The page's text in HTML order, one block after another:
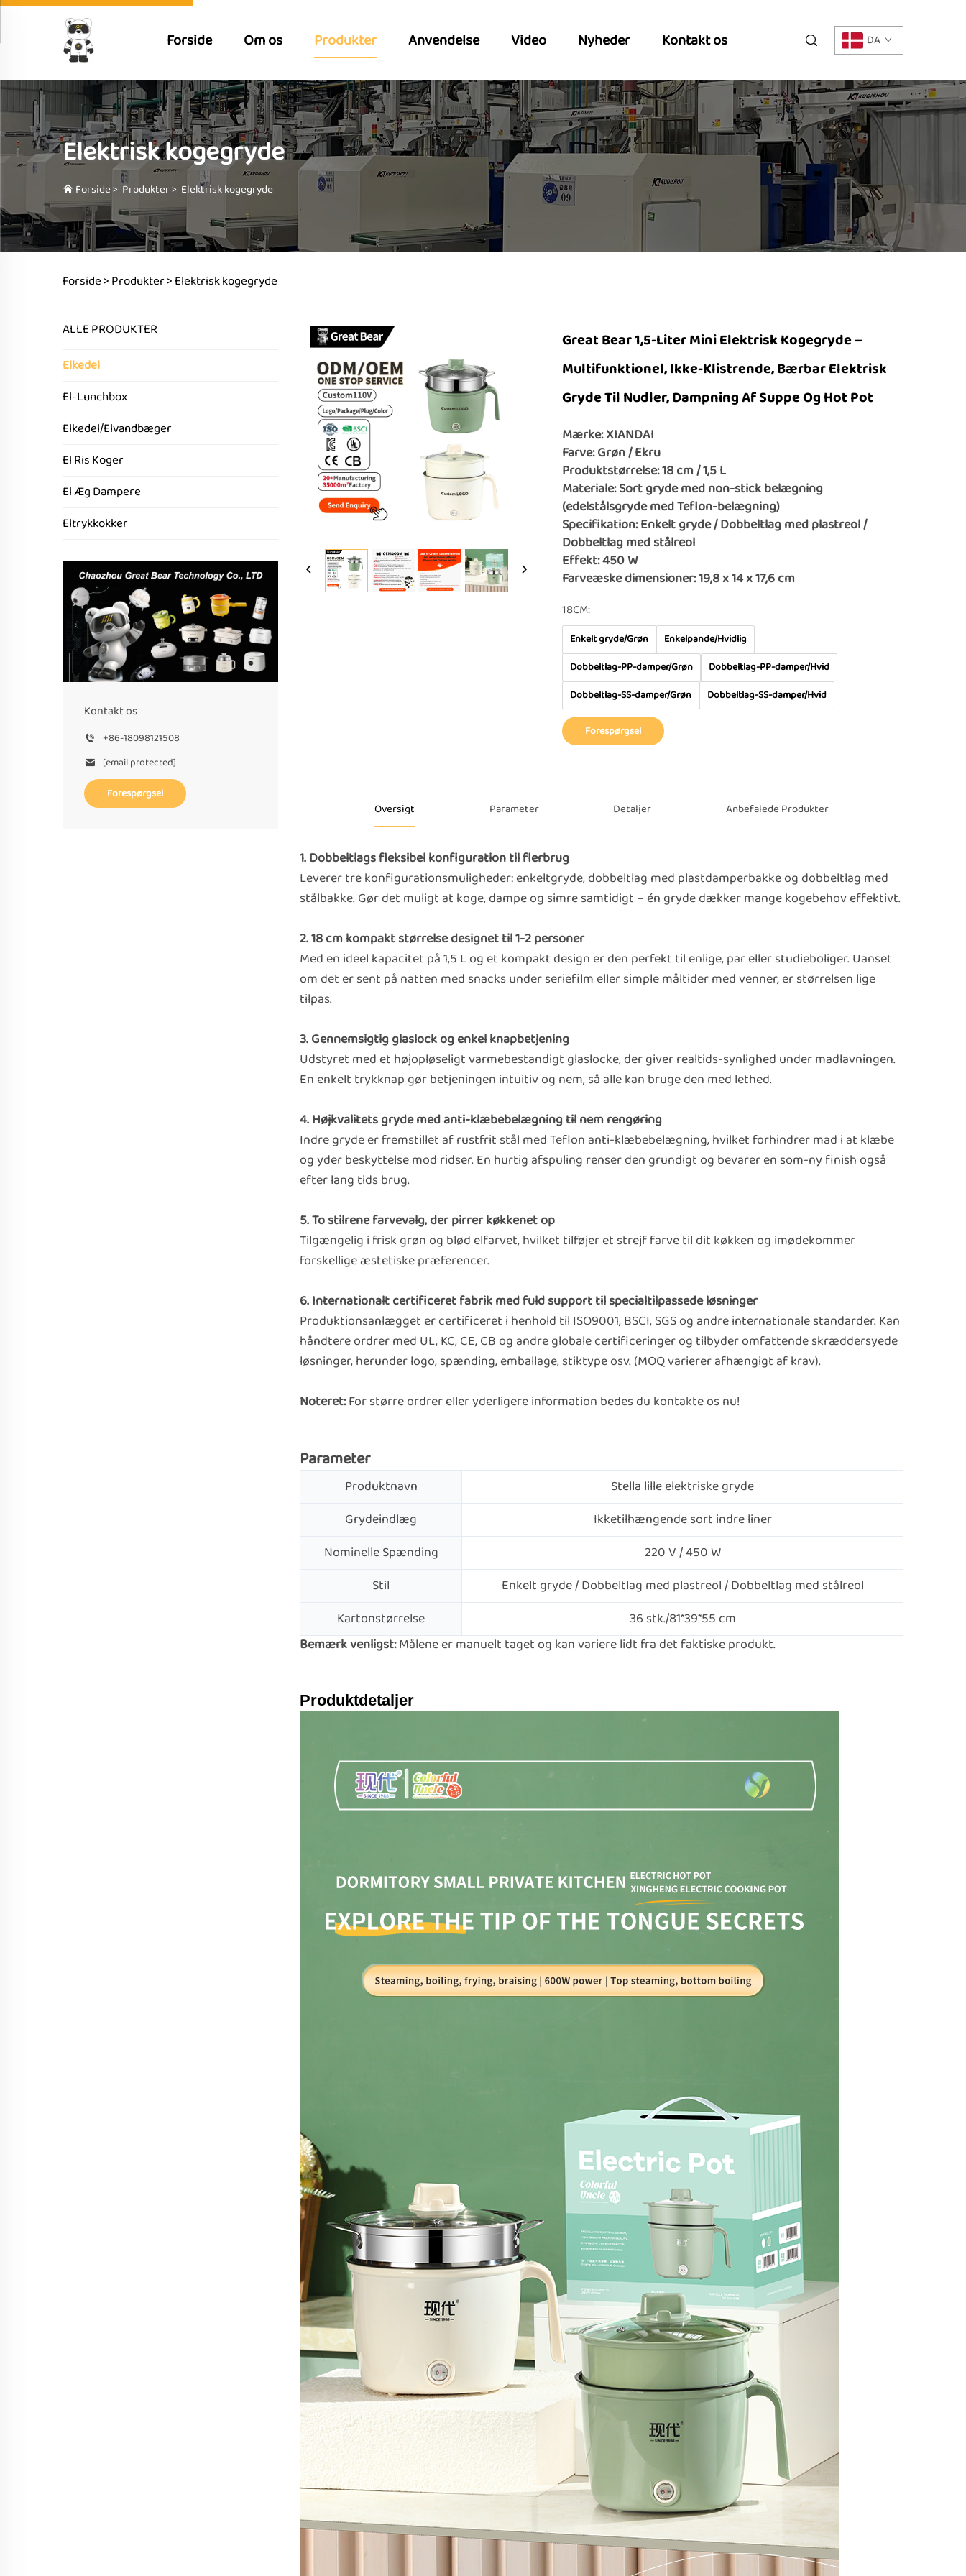
Forside Om os Produkter Anvendelse Video Nyheder Kontakt os DA
Elektrisk kogegryde
Forside> Produkter> Elektrisk kogegryde
Forside >Produkter>Elektrisk kogegryde
ALLE PRODUKTER
Elkedel
El-Lunchbox
Elkedel/Elvandbæger
El Ris Koger
El Æg Dampere
Eltrykkokker
Kontakt os
+86-18098121508
[email protected]
Forespørgsel
Great Bear 1,5-Liter Mini Elektrisk Kogegryde –
Multifunktionel, Ikke-Klistrende, Bærbar Elektrisk
Gryde Til Nudler, Dampning Af Suppe Og Hot Pot
Mærke: XIANDAI
Farve: Grøn / Ekru
Produktstørrelse: 18 cm / 1,5 L
Materiale: Sort gryde med non-stick belægning
(edelstålsgryde med Teflon-belægning)
Specifikation: Enkelt gryde / Dobbeltlag med plastreol /
Dobbeltlag med stålreol
Effekt: 450 W
Farveæske dimensioner: 19,8 x 14 x 17,6 cm
18CM:
Enkelt gryde/Grøn
Enkelpande/Hvidlig
Dobbeltlag-PP-damper/Grøn
Dobbeltlag-PP-damper/Hvid
Dobbeltlag-SS-damper/Grøn
Dobbeltlag-SS-damper/Hvid
Forespørgsel
Oversigt Parameter Detaljer Anbefalede Produkter
1. Dobbeltlags fleksibel konfiguration til flerbrug
Leverer tre konfigurationsmuligheder: enkeltgryde, dobbeltlag med plastdamperbakke og dobbeltlag med
stålbakke. Gør det muligt at koge, dampe og simre samtidigt – én gryde dækker mange kogebehov effektivt.
2. 18 cm kompakt størrelse designet til 1-2 personer
Med en ideel kapacitet på 1,5 L og et kompakt design er den perfekt til enlige, par eller studieboliger. Uanset
om det er sent på natten med snacks under seriefilm eller simple måltider med venner, er størrelsen lige
tilpas.
3. Gennemsigtig glaslock og enkel knapbetjening
Udstyret med et højopløseligt varmebestandigt glaslocke, der giver realtids-synlighed under madlavningen.
En enkelt trykknap gør betjeningen intuitiv og nem, så alle kan bruge den med lethed.
4. Højkvalitets gryde med anti-klæbebelægning til nem rengøring
Indre gryde er fremstillet af rustfrit stål med Teflon anti-klæbebelægning, hvilket forhindrer mad i at klæbe
og yder beskyttelse mod ridser. En hurtig afspuling renser den grundigt og bevarer en som-ny finish også
efter lang tids brug.
5. To stilrene farvevalg, der pirrer køkkenet op
Tilgængelig i frisk grøn og blød elfarvet, hvilket tilføjer et strejf farve til dit køkken og imødekommer
forskellige æstetiske præferencer.
6. Internationalt certificeret fabrik med fuld support til specialtilpassede løsninger
Produktionsanlægget er certificeret i henhold til ISO9001, BSCI, SGS og andre internationale standarder. Kan
håndtere ordrer med UL, KC, CE, CB og andre globale certificeringer og tilbyder omfattende skræddersyede
løsninger, herunder logo, spænding, emballage, stiktype osv. (MOQ varierer afhængigt af krav).
Noteret:For større ordrer eller yderligere information bedes du kontakte os nu!
Parameter
Produktnavn
Stella lille elektriske gryde
Grydeindlæg
Ikketilhængende sort indre liner
Nominelle Spænding
220 V / 450 W
Stil
Enkelt gryde / Dobbeltlag med plastreol / Dobbeltlag med stålreol
Kartonstørrelse
36 stk./81*39*55 cm
Bemærk venligst:Målene er manuelt taget og kan variere lidt fra det faktiske produkt.
Produktdetaljer